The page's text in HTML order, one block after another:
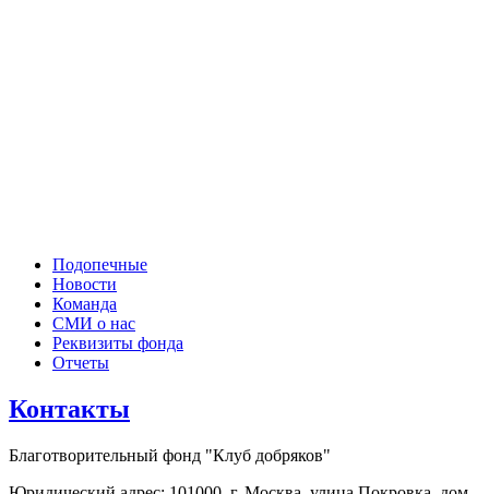
Подопечные
Новости
Команда
СМИ о нас
Реквизиты фонда
Отчеты
Контакты
Благотворительный фонд "Клуб добряков"